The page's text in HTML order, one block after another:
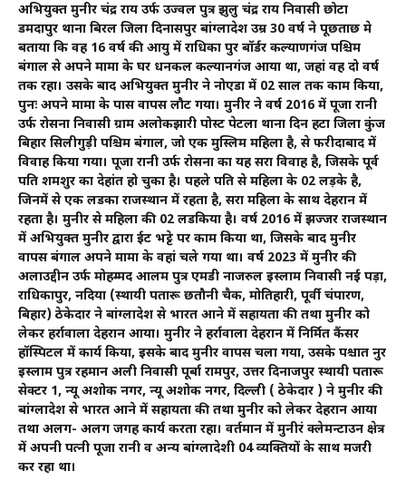
अभियुक्त मुनीर चंद्र राय उर्फ उज्वल पुत्र झुलु चंद्र राय निवासी छोटा
डमदापुर थाना बिरल जिला दिनासपुर बांग्लादेश उम्र 30 वर्ष ने पूछताछ मे
बताया कि वह 16 वर्ष की आयु में राधिका पुर बॉर्डर कल्याणगंज पश्चिम
बंगाल से अपने मामा के घर धनकल कल्यानगंज आया था, जहां वह दो वर्ष
तक रहा। उसके बाद अभियुक्त मुनीर ने नोएडा में 02 साल तक काम किया,
पुनः अपने मामा के पास वापस लौट गया। मुनीर ने वर्ष 2016 में पूजा रानी
उर्फ रोसना निवासी ग्राम अलोकझारी पोस्ट पेटला थाना दिन हटा जिला कुंज
बिहार सिलीगुड़ी पश्चिम बंगाल, जो एक मुस्लिम महिला है, से फरीदाबाद में
विवाह किया गया। पूजा रानी उर्फ रोसना का यह दूसरा विवाह है, जिसके पूर्व
पति शमशुर का देहांत हो चुका है। पहले पति से महिला के 02 लड़के है,
जिनमें से एक लडका राजस्थान में रहता है, दूसरा महिला के साथ देहरादून में
रहता है। मुनीर से महिला की 02 लडकिया है। वर्ष 2016 में झज्जर राजस्थान
में अभियुक्त मुनीर द्वारा ईट भट्टे पर काम किया था, जिसके बाद मुनीर
वापस बंगाल अपने मामा के वहां चले गया था। वर्ष 2023 में मुनीर की
अलाउद्दीन उर्फ मोहम्मद आलम पुत्र एमडी नाजरुल इस्लाम निवासी नई पड़ा,
राधिकापुर, नदिया (स्थायी पतारू छतौनी चैक, मोतिहारी, पूर्वी चंपारण,
बिहार) ठेकेदार ने बांग्लादेश से भारत आने में सहायता की तथा मुनीर को
लेकर हर्रावाला देहरादून आया। मुनीर ने हर्रावाला देहरादून में निर्मित कैंसर
हॉस्पिटल में कार्य किया, इसके बाद मुनीर वापस चला गया, उसके पश्चात नुर
इस्लाम पुत्र रहमान अली निवासी पूर्बा रामपुर, उत्तर दिनाजपुर स्थायी पतारू
सेक्टर 1, न्यू अशोक नगर, न्यू अशोक नगर, दिल्ली ( ठेकेदार ) ने मुनीर की
बांग्लादेश से भारत आने में सहायता की तथा मुनीर को लेकर देहरादून आया
तथा अलग- अलग जगह कार्य करता रहा। वर्तमान में मुनीरं क्लेमन्टाउन क्षेत्र
में अपनी पत्नी पूजा रानी व अन्य बांग्लादेशी 04 व्यक्तियों के साथ मजदूरी
कर रहा था।